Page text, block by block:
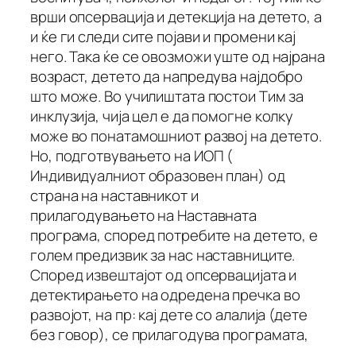
врши опсервација и детекција на детето, а
и ќе ги следи сите појави и промени кај
него. Така ќе се овозможи уште од најрана
возраст, детето да напредува најдобро
што може. Во училиштата постои Тим за
инклузија, чија цел е да помогне колку
може во понатамошниот развој на детето.
Но, подготвувањето на ИОП (
Индивидуалниот образовен план) од
страна на наставникот и
прилагодувањето на Наставната
програма, според потребите на детето, е
голем предизвик за нас наставниците.
Според извештајот од опсервацијата и
детектирањето на одредена пречка во
развојот, на пр: кај дете со алалија (дете
без говор), се прилагодува програмата,